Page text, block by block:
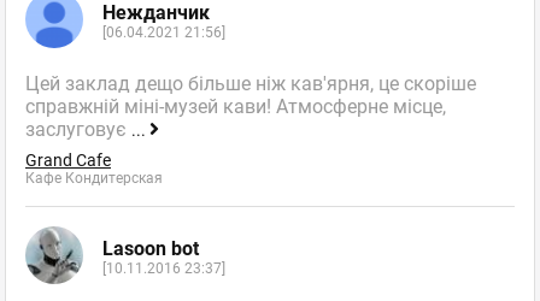
Нежданчик
[06.04.2021 21:56]
Цей заклад дещо більше ніж кав'ярня, це скоріше
справжній міні-музей кави! Атмосферне місце,
заслуговує ...
Grand Cafe
Кафе Кондитерская
Lasoon bot
[10.11.2016 23:37]